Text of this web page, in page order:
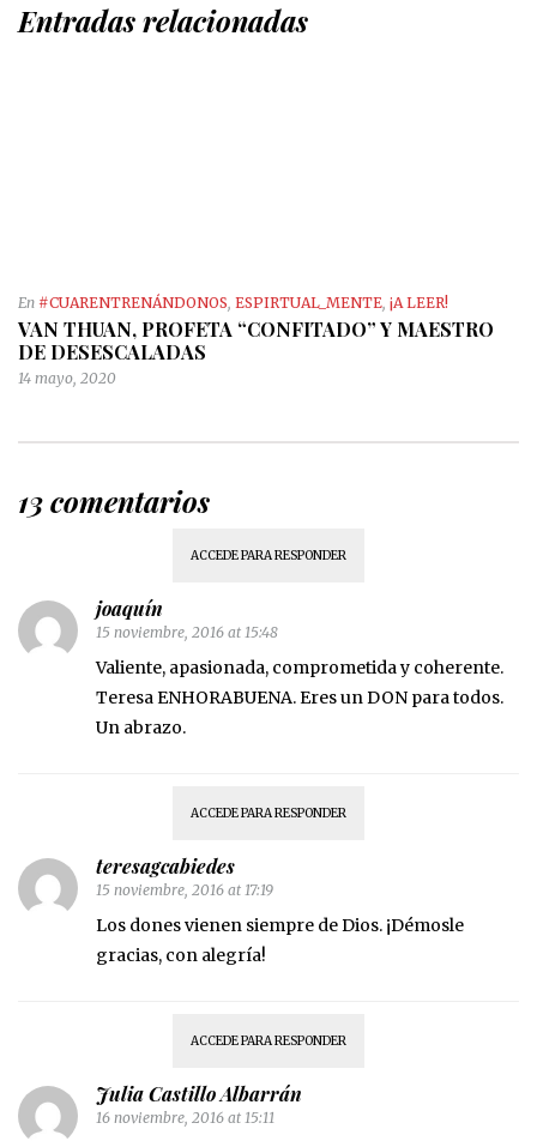
Entradas relacionadas
En #CUARENTRENÁNDONOS, ESPIRTUAL_MENTE, ¡A LEER!
VAN THUAN, PROFETA “CONFITADO” Y MAESTRO
DE DESESCALADAS
14 mayo, 2020
13 comentarios
ACCEDE PARA RESPONDER
joaquín
15 noviembre, 2016 at 15:48
Valiente, apasionada, comprometida y coherente.
Teresa ENHORABUENA. Eres un DON para todos.
Un abrazo.
ACCEDE PARA RESPONDER
teresagcabiedes
15 noviembre, 2016 at 17:19
Los dones vienen siempre de Dios. ¡Démosle
gracias, con alegría!
ACCEDE PARA RESPONDER
Julia Castillo Albarrán
16 noviembre, 2016 at 15:11